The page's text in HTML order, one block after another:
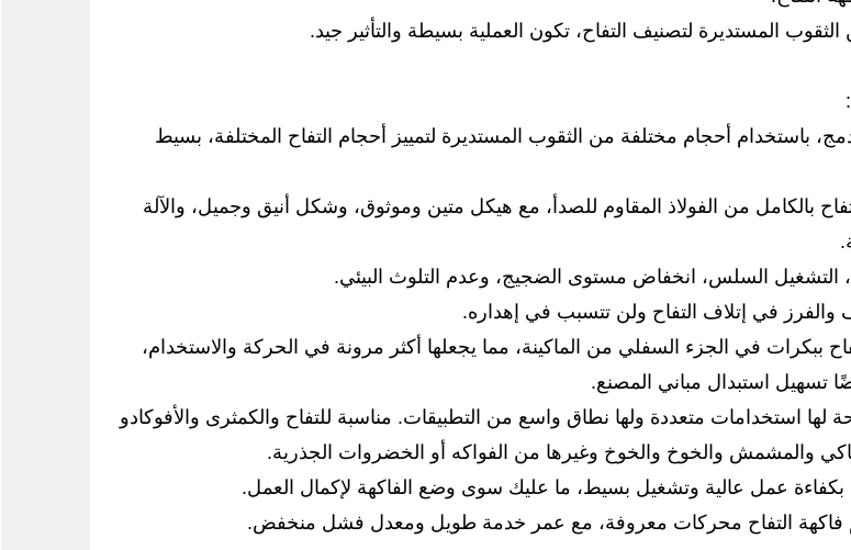
المستديرة لتصنيف التفاح، تكون العملية بسيطة والتأثير جيد.
باستخدام أحجام مختلفة من الثقوب المستديرة لتمييز أحجام التفاح المختلفة، بسيط
بالكامل من الفولاذ المقاوم للصدأ، مع هيكل متين وموثوق، وشكل أنيق وجميل، والآلة
ببكرات في الجزء السفلي من الماكينة، مما يجعلها أكثر مرونة في الحركة والاستخدام،
تسهيل استبدال مباني المصنع.
لها استخدامات متعددة ولها نطاق واسع من التطبيقات. مناسبة للتفاح والكمثرى والأفوكادو
والمشمش والخوخ والخوخ وغيرها من الفواكه أو الخضروات الجذرية.